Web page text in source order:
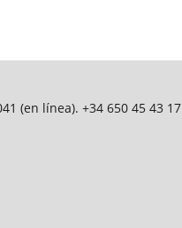
(en línea). +34 650 45 43 17